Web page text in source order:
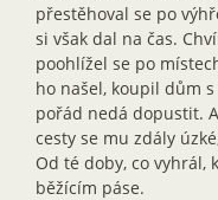
přestěhoval se po
si však dal na čas.
poohlížel se po
ho našel, koupil dům
pořád nedá dopustit.
cesty se mu zdály
Od té doby, co vyhrál,
běžícím páse.